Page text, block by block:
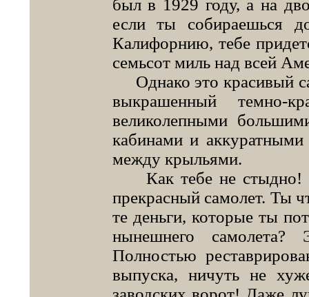
был в 1929 году, а на
если ты собираешься
Калифорнию, тебе
семьсот миль над всей
Однако это красивый
выкрашенный темно-
великолепными
кабинами и аккуратными
между крыльями.
Как тебе не стыдно!
прекрасный самолет. Ты
те деньги, которые ты
нынешнего
Полностью
выпуска, ничуть не